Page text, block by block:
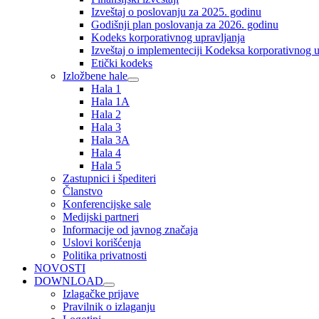
Izveštaj o poslovanju za 2025. godinu
Godišnji plan poslovanja za 2026. godinu
Kodeks korporativnog upravljanja
Izveštaj o implementeciji Kodeksa korporativnog
Etički kodeks
Izložbene hale
Hala 1
Hala 1A
Hala 2
Hala 3
Hala 3A
Hala 4
Hala 5
Zastupnici i špediteri
Članstvo
Konferencijske sale
Medijski partneri
Informacije od javnog značaja
Uslovi korišćenja
Politika privatnosti
NOVOSTI
DOWNLOAD
Izlagačke prijave
Pravilnik o izlaganju